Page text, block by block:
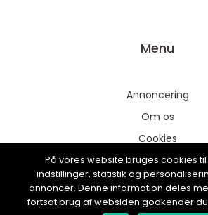
Menu
Annoncering
Om os
Cookies
Kontakt os
Sitemap
På vores website bruges cookies
indstillinger, statistik og
annoncer. Denne information deles
fortsat brug af websiden godkender